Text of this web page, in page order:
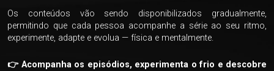
Os conteúdos vão sendo disponibilizados gradualmente,
permitindo que cada pessoa acompanhe a série ao seu ritmo,
experimente, adapte e evolua — física e mentalmente.
👉 Acompanha os episódios, experimenta o frio e descobre